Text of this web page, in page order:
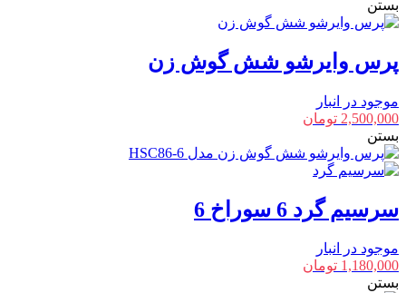
بستن
پرس وایرشو شش گوش زن
موجود در انبار
2,500,000 تومان
بستن
سرسیم گرد 6 سوراخ 6
موجود در انبار
1,180,000 تومان
بستن